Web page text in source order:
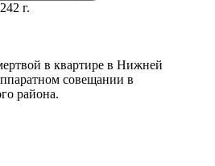
2 г.
в квартире в Нижней
совещании в
района.